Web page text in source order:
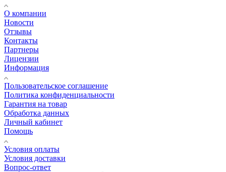
О компании
Новости
Отзывы
Контакты
Партнеры
Лицензии
Информация
Пользовательское соглашение
Политика конфиденциальности
Гарантия на товар
Обработка данных
Личный кабинет
Помощь
Условия оплаты
Условия доставки
Вопрос-ответ